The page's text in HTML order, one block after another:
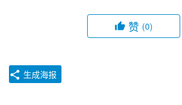
赞 (0)
生成海报